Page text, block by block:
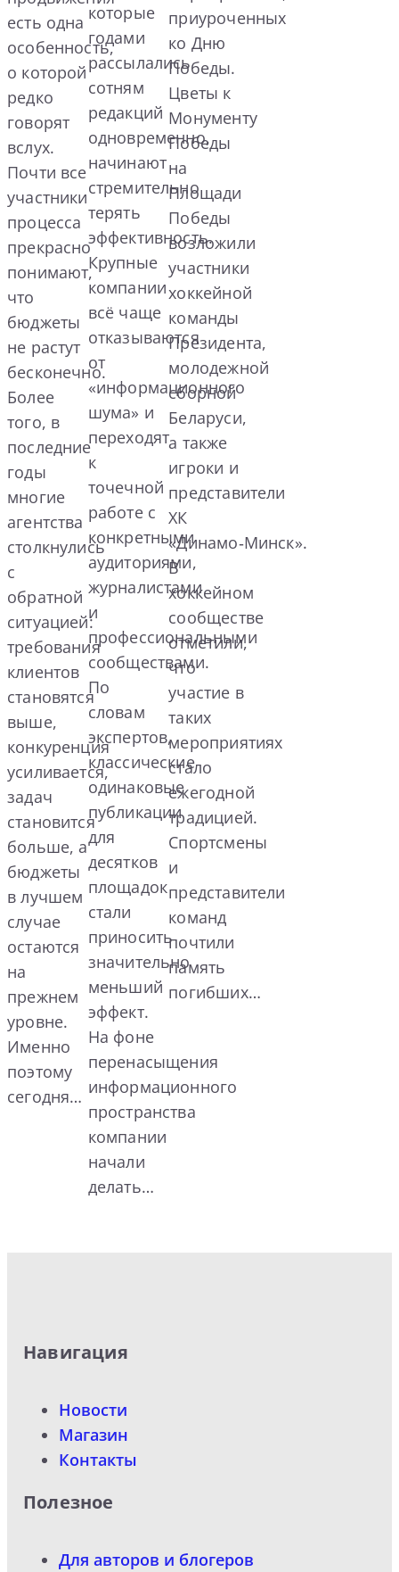
есть одна
особенность,
о которой
редко
говорят
вслух.
Почти все
участники
процесса
прекрасно
понимают,
что
бюджеты
не растут
бесконечно.
Более
того, в
последние
годы
многие
агентства
столкнулись
с
обратной
ситуацией:
требования
клиентов
становятся
выше,
конкуренция
усиливается,
задач
становится
больше, а
бюджеты
в лучшем
случае
остаются
на
прежнем
уровне.
Именно
поэтому
сегодня…
которые
годами
рассылались
сотням
редакций
одновременно,
начинают
стремительно
терять
эффективность.
Крупные
компании
всё чаще
отказываются
от
«информационного
шума» и
переходят
к
точечной
работе с
конкретными
аудиториями,
журналистами
и
профессиональными
сообществами.
По
словам
экспертов,
классические
одинаковые
публикации
для
десятков
площадок
стали
приносить
значительно
меньший
эффект.
На фоне
перенасыщения
информационного
пространства
компании
начали
делать…
приуроченных
ко Дню
Победы.
Цветы к
Монументу
Победы
на
Площади
Победы
возложили
участники
хоккейной
команды
Президента,
молодежной
сборной
Беларуси,
а также
игроки и
представители
ХК
«Динамо‑Минск».
В
хоккейном
сообществе
отметили,
что
участие в
таких
мероприятиях
стало
ежегодной
традицией.
Спортсмены
и
представители
команд
почтили
память
погибших…
Навигация
Новости
Магазин
Контакты
Полезное
Для авторов и блогеров